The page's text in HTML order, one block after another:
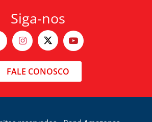
Siga-nos
FALE CONOSCO